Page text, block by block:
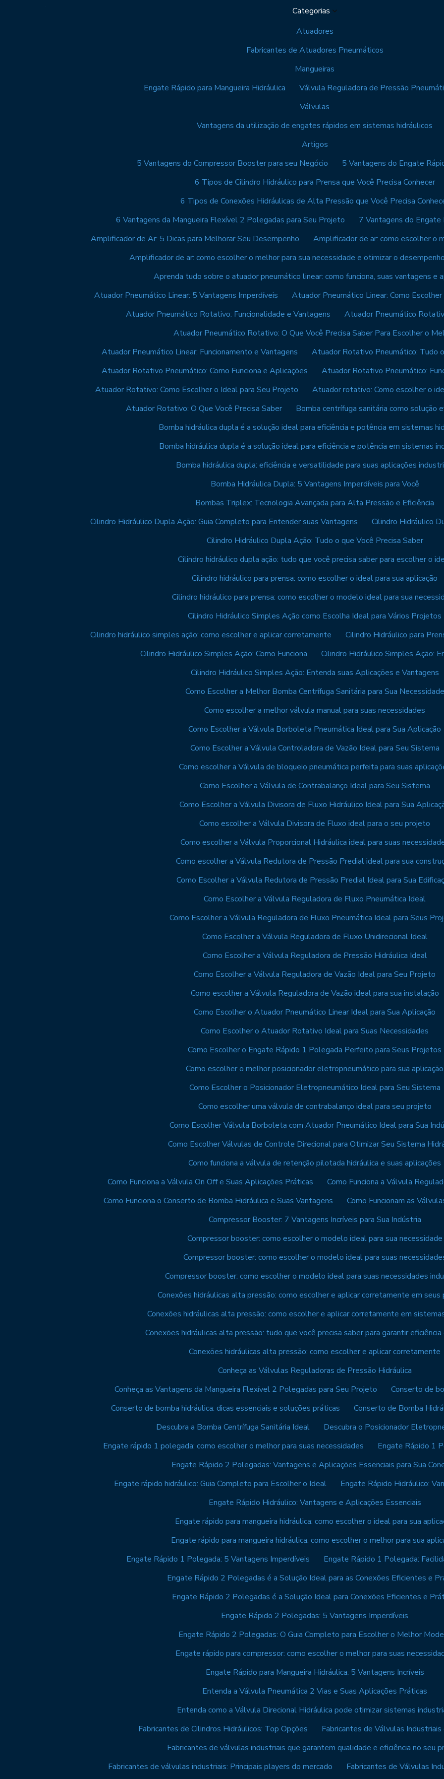
Categorias
Atuadores
Fabricantes de Atuadores Pneumáticos
Mangueiras
Engate Rápido para Mangueira Hidráulica
Válvula Reguladora de Pressão
Válvulas
Vantagens da utilização de engates rápidos em sistemas hidráulicos
Artigos
5 Vantagens do Compressor Booster para seu Negócio
5 Vantagens do Engate
6 Tipos de Cilindro Hidráulico para Prensa que Você Precisa Conhecer
6 Tipos de Conexões Hidráulicas de Alta Pressão que Você Precisa
6 Vantagens da Mangueira Flexível 2 Polegadas para Seu Projeto
7 Vantagens do
Amplificador de Ar: 5 Dicas para Melhorar Seu Desempenho
Amplificador de ar: como escolher o
Amplificador de ar: como escolher o melhor para sua necessidade e otimizar o
Aprenda tudo sobre o atuador pneumático linear: como funciona, suas vantagens e
Atuador Pneumático Linear: 5 Vantagens Imperdíveis
Atuador Pneumático Linear: Como
Atuador Pneumático Rotativo: Funcionalidade e Vantagens
Atuador Pneumático
Atuador Pneumático Rotativo: O Que Você Precisa Saber Para Escolher o
Atuador Pneumático Linear: Funcionamento e Vantagens
Atuador Rotativo Pneumático: Tudo
Atuador Rotativo Pneumático: Como Funciona e Aplicações
Atuador Rotativo Pneumático:
Atuador Rotativo: Como Escolher o Ideal para Seu Projeto
Atuador rotativo: Como escolher o
Atuador Rotativo: O Que Você Precisa Saber
Bomba centrífuga sanitária como solução
Bomba hidráulica dupla é a solução ideal para eficiência e potência em sistemas
Bomba hidráulica dupla é a solução ideal para eficiência e potência em sistemas
Bomba hidráulica dupla: eficiência e versatilidade para suas aplicações
Bomba Hidráulica Dupla: 5 Vantagens Imperdíveis para Você
Bombas Triplex: Tecnologia Avançada para Alta Pressão e Eficiência
Cilindro Hidráulico Dupla Ação: Guia Completo para Entender suas Vantagens
Cilindro Hidráulico
Cilindro Hidráulico Dupla Ação: Tudo o que Você Precisa Saber
Cilindro hidráulico dupla ação: tudo que você precisa saber para escolher o
Cilindro hidráulico para prensa: como escolher o ideal para sua aplicação
Cilindro hidráulico para prensa: como escolher o modelo ideal para sua
Cilindro Hidráulico Simples Ação como Escolha Ideal para Vários Projetos
Cilindro hidráulico simples ação: como escolher e aplicar corretamente
Cilindro Hidráulico para
Cilindro Hidráulico Simples Ação: Como Funciona
Cilindro Hidráulico Simples Ação:
Cilindro Hidráulico Simples Ação: Entenda suas Aplicações e Vantagens
Como Escolher a Melhor Bomba Centrífuga Sanitária para Sua Necessidade
Como escolher a melhor válvula manual para suas necessidades
Como Escolher a Válvula Borboleta Pneumática Ideal para Sua Aplicação
Como Escolher a Válvula Controladora de Vazão Ideal para Seu Sistema
Como escolher a Válvula de bloqueio pneumática perfeita para suas
Como Escolher a Válvula de Contrabalanço Ideal para Seu Sistema
Como Escolher a Válvula Divisora de Fluxo Hidráulico Ideal para Sua
Como escolher a Válvula Divisora de Fluxo ideal para o seu projeto
Como escolher a Válvula Proporcional Hidráulica ideal para suas
Como escolher a Válvula Redutora de Pressão Predial ideal para sua
Como Escolher a Válvula Redutora de Pressão Predial Ideal para Sua
Como Escolher a Válvula Reguladora de Fluxo Pneumática Ideal
Como Escolher a Válvula Reguladora de Fluxo Pneumática Ideal para Seus
Como Escolher a Válvula Reguladora de Fluxo Unidirecional Ideal
Como Escolher a Válvula Reguladora de Pressão Hidráulica Ideal
Como Escolher a Válvula Reguladora de Vazão Ideal para Seu Projeto
Como escolher a Válvula Reguladora de Vazão ideal para sua instalação
Como Escolher o Atuador Pneumático Linear Ideal para Sua Aplicação
Como Escolher o Atuador Rotativo Ideal para Suas Necessidades
Como Escolher o Engate Rápido 1 Polegada Perfeito para Seus Projetos
Como escolher o melhor posicionador eletropneumático para sua aplicação
Como Escolher o Posicionador Eletropneumático Ideal para Seu Sistema
Como escolher uma válvula de contrabalanço ideal para seu projeto
Como Escolher Válvula Borboleta com Atuador Pneumático Ideal para Sua
Como Escolher Válvulas de Controle Direcional para Otimizar Seu Sistema
Como funciona a válvula de retenção pilotada hidráulica e suas aplicações
Como Funciona a Válvula On Off e Suas Aplicações Práticas
Como Funciona a Válvula
Como Funciona o Conserto de Bomba Hidráulica e Suas Vantagens
Como Funcionam as
Compressor Booster: 7 Vantagens Incríveis para Sua Indústria
Compressor booster: como escolher o modelo ideal para sua necessidade
Compressor booster: como escolher o modelo ideal para suas
Compressor booster: como escolher o modelo ideal para suas necessidades
Conexões hidráulicas alta pressão: como escolher e aplicar corretamente em seus
Conexões hidráulicas alta pressão: como escolher e aplicar corretamente em
Conexões hidráulicas alta pressão: tudo que você precisa saber para garantir eficiência
Conexões hidráulicas alta pressão: como escolher e aplicar corretamente
Conheça as Válvulas Reguladoras de Pressão Hidráulica
Conheça as Vantagens da Mangueira Flexível 2 Polegadas para Seu Projeto
Conserto de
Conserto de bomba hidráulica: dicas essenciais e soluções práticas
Conserto de Bomba
Descubra a Bomba Centrífuga Sanitária Ideal
Descubra o Posicionador
Engate rápido 1 polegada: como escolher o melhor para suas necessidades
Engate Rápido 1
Engate Rápido 2 Polegadas: Vantagens e Aplicações Essenciais para Sua
Engate rápido hidráulico: Guia Completo para Escolher o Ideal
Engate Rápido Hidráulico:
Engate Rápido Hidráulico: Vantagens e Aplicações Essenciais
Engate rápido para mangueira hidráulica: como escolher o ideal para sua
Engate rápido para mangueira hidráulica: como escolher o melhor para sua
Engate Rápido 1 Polegada: 5 Vantagens Imperdíveis
Engate Rápido 1 Polegada:
Engate Rápido 2 Polegadas é a Solução Ideal para as Conexões Eficientes e
Engate Rápido 2 Polegadas é a Solução Ideal para Conexões Eficientes e
Engate Rápido 2 Polegadas: 5 Vantagens Imperdíveis
Engate Rápido 2 Polegadas: O Guia Completo para Escolher o Melhor
Engate rápido para compressor: como escolher o melhor para suas
Engate Rápido para Mangueira Hidráulica: 5 Vantagens Incríveis
Entenda a Válvula Pneumática 2 Vias e Suas Aplicações Práticas
Entenda como a Válvula Direcional Hidráulica pode otimizar sistemas
Fabricantes de Cilindros Hidráulicos: Top Opções
Fabricantes de Válvulas
Fabricantes de válvulas industriais que garantem qualidade e eficiência no seu
Fabricantes de válvulas industriais: Principais players do mercado
Fabricantes de Válvulas